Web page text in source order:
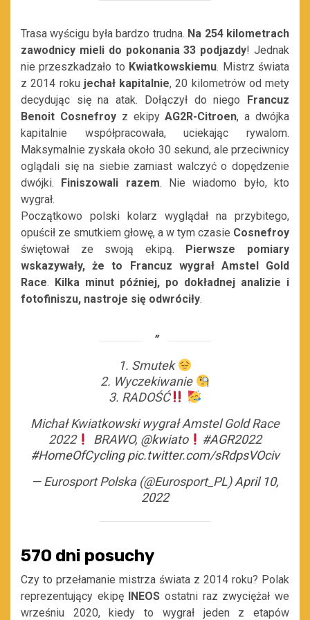
Trasa wyścigu była bardzo trudna. Na 254 kilometrach
zawodnicy mieli do pokonania 33 podjazdy! Jednak
nie przeszkadzało to Kwiatkowskiemu. Mistrz świata
z 2014 roku jechał kapitalnie, 20 kilometrów od mety
decydując się na atak. Dołączył do niego
Francuz
Benoit Cosnefroyz ekipyAG2R-Citroen, a dwójka
kapitalnie współpracowała, uciekając rywalom.
Maksymalnie zyskała około 30 sekund, ale przeciwnicy
oglądali się na siebie zamiast walczyć o dopędzenie
dwójki. Finiszowali razem. Nie wiadomo było, kto
wygrał.
Początkowo polski kolarz wyglądał na przybitego,
opuścił ze smutkiem głowę, a w tym czasie Cosnefroy
świętował ze swoją ekipą.
Pierwsze pomiary
wskazywały, że to Francuz wygrał Amstel Gold
Race.
Kilka minut później, po dokładnej analizie i
fotofiniszu, nastroje się odwróciły.
1. Smutek
2. Wyczekiwanie
3. RADOŚĆ
Michał Kwiatkowski wygrał Amstel Gold Race
2022
BRAWO, @kwiato
#AGR2022
#HomeOfCycling pic.twitter.com/sRdpsVOciv
— Eurosport Polska (@Eurosport_PL)April 10,
2022
570 dni posuchy
Czy to przełamanie mistrza świata z 2014 roku? Polak
reprezentujący ekipę
INEOS ostatni raz zwyciężał we
wrześniu 2020, kiedy to wygrał jeden z etapów